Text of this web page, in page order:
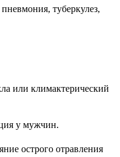
туберкулез,
или климактерический
у мужчин.
острого отравления